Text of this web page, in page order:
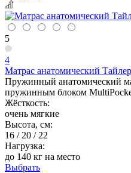
5
4
Матрас анатомический Тайлер
Пружинный анатомический
пружинным блоком
Жёсткость:
очень мягкие
Высота, см:
16 / 20 / 22
Нагрузка:
до 140 кг на место
Выбрать